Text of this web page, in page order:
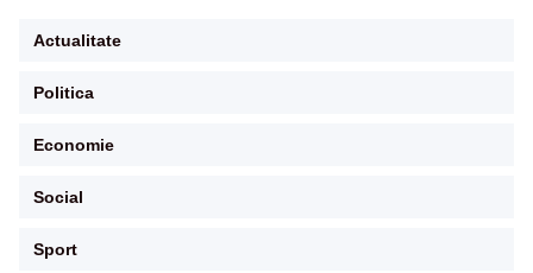
Actualitate
Politica
Economie
Social
Sport